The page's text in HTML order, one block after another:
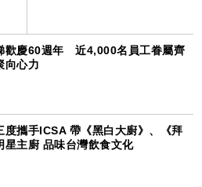
歡慶60週年 近4,000名員工眷屬齊
向心力
度攜手ICSA 帶《黑白大廚》、《拜
星主廚 品味台灣飲食文化